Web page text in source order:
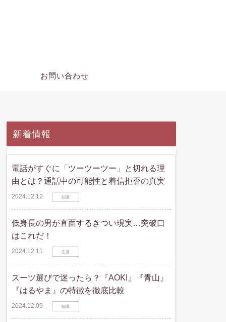
お問い合わせ
新着情報
電話がすぐに「ツーツーツー」と切れる理
由とは？通話中の可能性と着信拒否の真実
2024.12.12 知識
低身長の男が直面するきつい現実…突破口
はこれだ！
2024.12.11 生活
スーツ選びで迷ったら？『AOKI』『青山』
『はるやま』の特徴を徹底比較
2024.12.09 知識